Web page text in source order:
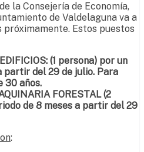
la Consejería de Economía,
de Valdelaguna va a
Estos puestos
(1 persona) por un
partir del 29 de julio. Para
30 años.
FORESTAL (2
de 8 meses a partir del 29
: